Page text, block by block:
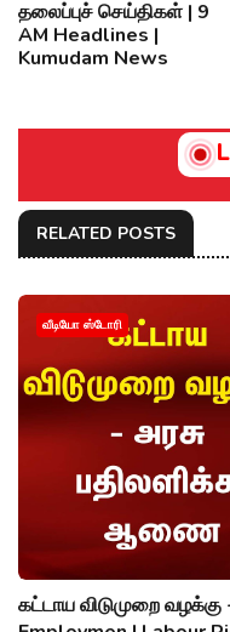
தலைப்புச் செய்திகள் | 9
AM Headlines |
Kumudam News
RELATED POSTS
வீடியோ ஸ்டோரி
கட்டாய விடுமுறை